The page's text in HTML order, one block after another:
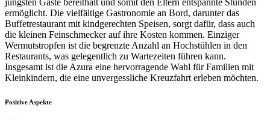
ermöglicht. Die vielfältige Gastronomie an Bord, darunter das
Buffetrestaurant mit kindgerechten Speisen, sorgt dafür, dass auch
die kleinen Feinschmecker auf ihre Kosten kommen. Einziger
Wermutstropfen ist die begrenzte Anzahl an Hochstühlen in den
Restaurants, was gelegentlich zu Wartezeiten führen kann.
Insgesamt ist die Azura eine hervorragende Wahl für Familien mit
Kleinkindern, die eine unvergessliche Kreuzfahrt erleben möchten.
Positive Aspekte